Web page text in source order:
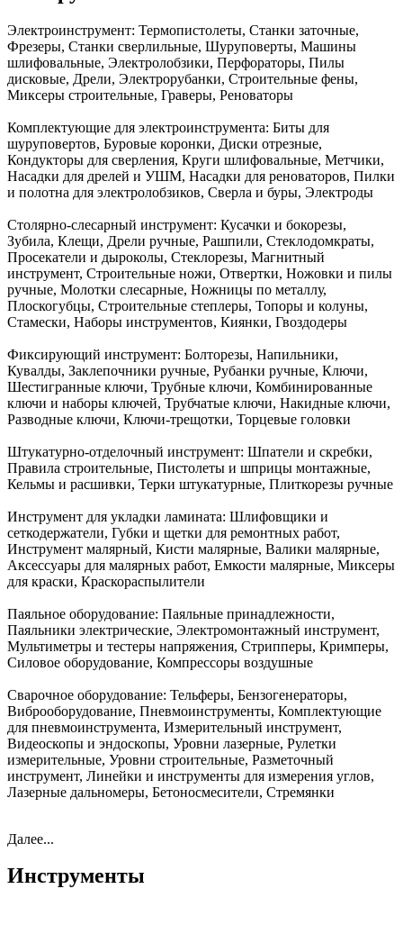
Электроинструмент: Термопистолеты, Станки заточные,
Фрезеры, Станки сверлильные, Шуруповерты, Машины
шлифовальные, Электролобзики, Перфораторы, Пилы
дисковые, Дрели, Электрорубанки, Строительные фены,
Миксеры строительные, Граверы, Реноваторы
Комплектующие для электроинструмента: Биты для
шуруповертов, Буровые коронки, Диски отрезные,
Кондукторы для сверления, Круги шлифовальные, Метчики,
Насадки для дрелей и УШМ, Насадки для реноваторов, Пилки
и полотна для электролобзиков, Сверла и буры, Электроды
Столярно-слесарный инструмент: Кусачки и бокорезы,
Зубила, Клещи, Дрели ручные, Рашпили, Стеклодомкраты,
Просекатели и дыроколы, Стеклорезы, Магнитный
инструмент, Строительные ножи, Отвертки, Ножовки и пилы
ручные, Молотки слесарные, Ножницы по металлу,
Плоскогубцы, Строительные степлеры, Топоры и колуны,
Стамески, Наборы инструментов, Киянки, Гвоздодеры
Фиксирующий инструмент: Болторезы, Напильники,
Кувалды, Заклепочники ручные, Рубанки ручные, Ключи,
Шестигранные ключи, Трубные ключи, Комбинированные
ключи и наборы ключей, Трубчатые ключи, Накидные ключи,
Разводные ключи, Ключи-трещотки, Торцевые головки
Штукатурно-отделочный инструмент: Шпатели и скребки,
Правила строительные, Пистолеты и шприцы монтажные,
Кельмы и расшивки, Терки штукатурные, Плиткорезы ручные
Инструмент для укладки ламината: Шлифовщики и
сеткодержатели, Губки и щетки для ремонтных работ,
Инструмент малярный, Кисти малярные, Валики малярные,
Аксессуары для малярных работ, Емкости малярные, Миксеры
для краски, Краскораспылители
Паяльное оборудование: Паяльные принадлежности,
Паяльники электрические, Электромонтажный инструмент,
Мультиметры и тестеры напряжения, Стрипперы, Кримперы,
Силовое оборудование, Компрессоры воздушные
Сварочное оборудование: Тельферы, Бензогенераторы,
Виброоборудование, Пневмоинструменты, Комплектующие
для пневмоинструмента, Измерительный инструмент,
Видеоскопы и эндоскопы, Уровни лазерные, Рулетки
измерительные, Уровни строительные, Разметочный
инструмент, Линейки и инструменты для измерения углов,
Лазерные дальномеры, Бетоносмесители, Стремянки
Далее...
Инструменты